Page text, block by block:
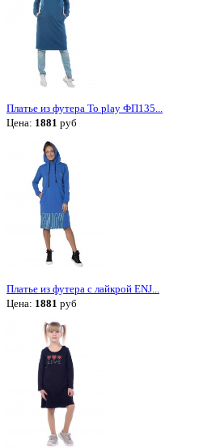
Платье из футера To play ФП135...
Цена: 1881 руб
Платье из футера с лайкрой ENJ...
Цена: 1881 руб